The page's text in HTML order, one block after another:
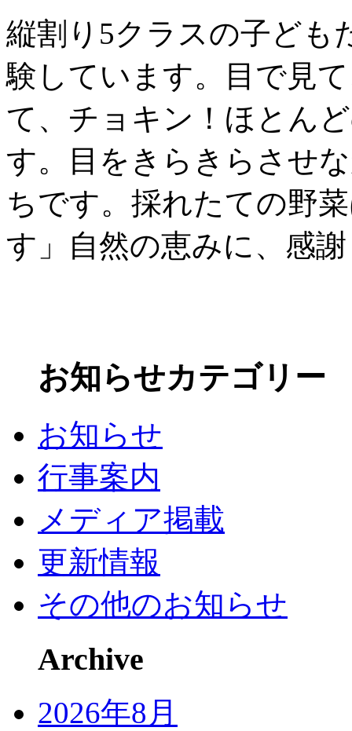
縦割り5クラスの子ども
験しています。目で見
て、チョキン！ほとん
す。目をきらきらさせ
ちです。採れたての野
す」自然の恵みに、感
お知らせカテゴリー
お知らせ
行事案内
メディア掲載
更新情報
その他のお知らせ
Archive
2026年8月